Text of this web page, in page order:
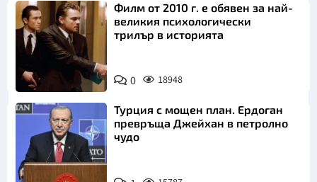
Филм от 2010 г. е обявен за най-
великия психологически
трилър в историята
0 18948
Турция с мощен план. Ердоган
превръща Джейхан в петролно
чудо